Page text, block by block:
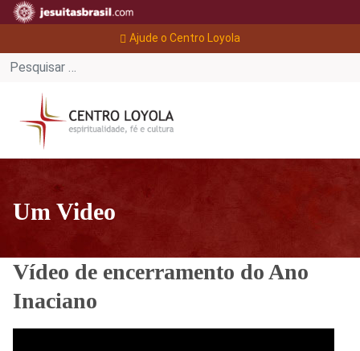
Ajude o Centro Loyola
Um Video
Vídeo de encerramento do Ano
Inaciano